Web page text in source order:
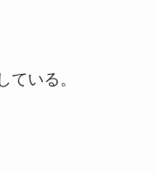
ている。